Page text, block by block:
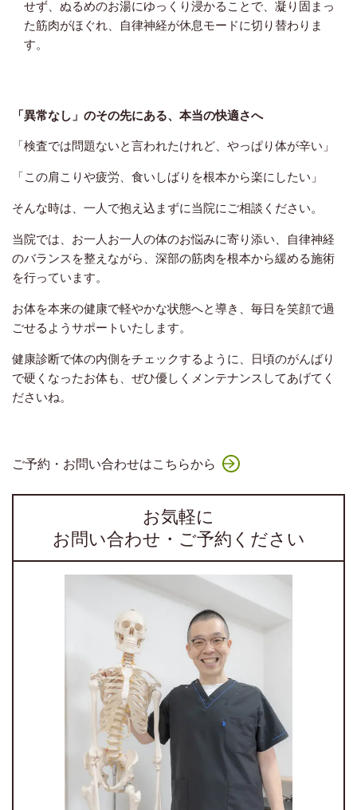
せず、ぬるめのお湯にゆっくり浸かることで、凝り固まっ
た筋肉がほぐれ、自律神経が休息モードに切り替わりま
す。
「異常なし」のその先にある、本当の快適さへ
「検査では問題ないと言われたけれど、やっぱり体が辛い」
「この肩こりや疲労、食いしばりを根本から楽にしたい」
そんな時は、一人で抱え込まずに当院にご相談ください。
当院では、お一人お一人の体のお悩みに寄り添い、自律神経
のバランスを整えながら、深部の筋肉を根本から緩める施術
を行っています。
お体を本来の健康で軽やかな状態へと導き、毎日を笑顔で過
ごせるようサポートいたします。
健康診断で体の内側をチェックするように、日頃のがんばり
で硬くなったお体も、ぜひ優しくメンテナンスしてあげてく
ださいね。
ご予約・お問い合わせはこちらから
お気軽に
お問い合わせ・ご予約ください